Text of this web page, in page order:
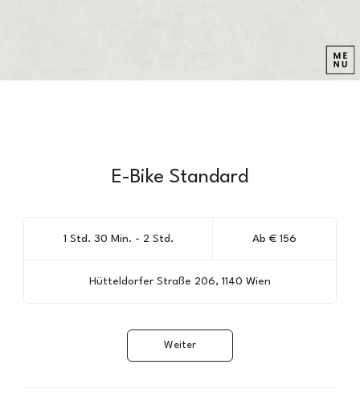
E-Bike Standard
1 Std. 30 Min. - 2 Std.
M
Ab € 156
Hütteldorfer Straße 206, 1140 Wien
Weiter